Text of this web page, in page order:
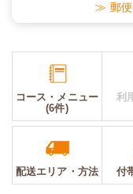
≫ 郵便
コース・メニュー
(6件)
利
配送エリア・ 方法 付